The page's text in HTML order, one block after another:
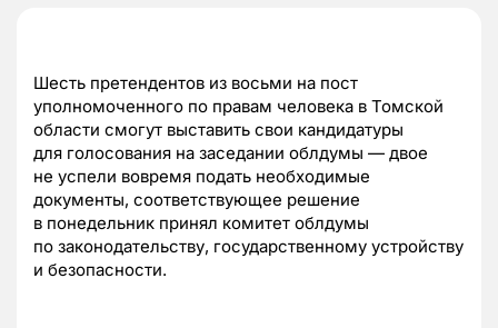
Шесть претендентов из восьми на пост
уполномоченного по правам человека в Томской
области смогут выставить свои кандидатуры
для голосования на заседании облдумы — двое
не успели вовремя подать необходимые
документы, соответствующее решение
в понедельник принял комитет облдумы
по законодательству, государственному устройству
и безопасности.